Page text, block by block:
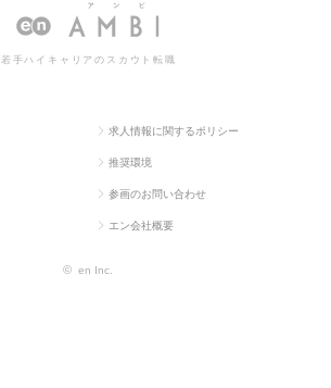
ャー 情報一覧
若手ハイキャリアのスカウト転職
求人情報に関するポリシー
推奨環境
参画のお問い合わせ
エン会社概要
© en Inc.